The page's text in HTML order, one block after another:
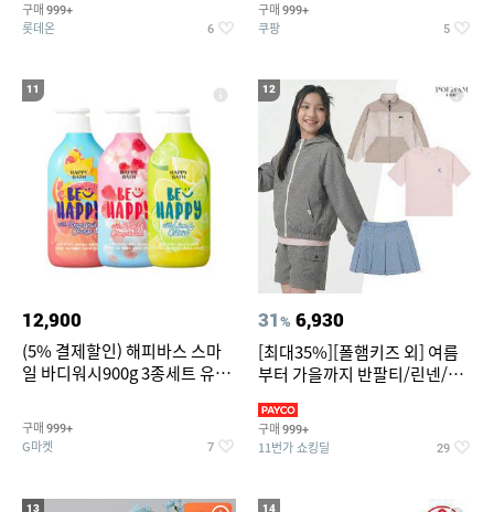
구매 999+
롯데온 6
구매 999+
쿠팡 5
11
12,900
(5% 결제할인) 해피바스 스마
일 바디워시900g 3종세트 유
구매 999+
G마켓 7
12
31% 6,930
[최대35%][폴햄키즈 외] 여름
부터 가을까지 반팔티/린넨/맨
구매 999+
11번가 쇼킹딜 29
13 14